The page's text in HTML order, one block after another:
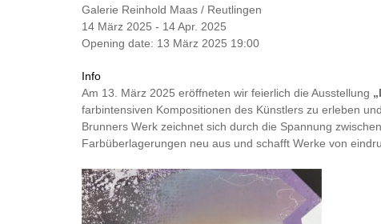
Galerie Reinhold Maas / Reutlingen
14 März 2025 - 14 Apr. 2025
Opening date: 13 März 2025 19:00
Info
Am 13. März 2025 eröffneten wir feierlich die Ausstellung
farbintensiven Kompositionen des Künstlers zu erleben
Brunners Werk zeichnet sich durch die Spannung
Farbüberlagerungen neu aus und schafft Werke von